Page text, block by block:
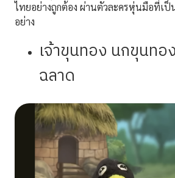
ไทยอย่างถูกต้อง ผ่านตัวละครหุ่นมือที่เ
อย่าง
เจ้าขุนทอง นกขุนท
ฉลาด